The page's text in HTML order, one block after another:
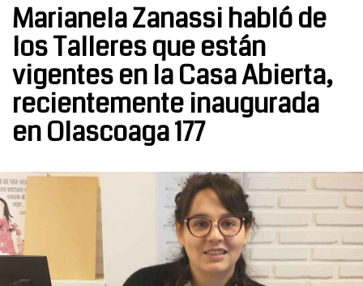
Marianela Zanassi habló de
los Talleres que están
vigentes en la Casa Abierta,
recientemente inaugurada
en Olascoaga 177